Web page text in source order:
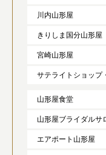
川内山形屋
きりしま国分山形屋
宮崎山形屋
サテライトショップ
山形屋食堂
山形屋ブライダルサ
エアポート山形屋